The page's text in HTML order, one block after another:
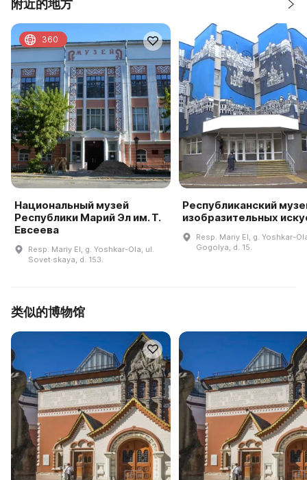
附近的地方
Национальный музей
Республики Марий Эл им. Т.
Евсеева
Resp. Mariy El, g. Yoshkar-Ola, ul.
Sovet·skaya, d. 153.
360
Республиканский
изобразительных
Resp. Mariy El, g. Yoshkar-
Gogolya, d. 15.
类似的博物馆